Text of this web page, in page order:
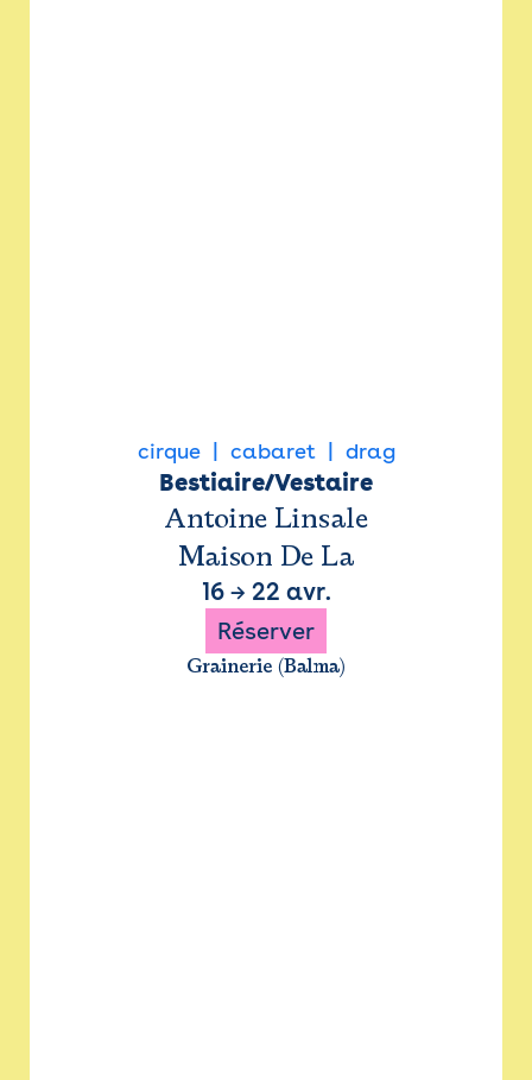
cirque cabaret drag
Bestiaire/Vestaire
Antoine Linsale
Maison De La
16→ 22 avr.
Réserver
Grainerie (Balma)